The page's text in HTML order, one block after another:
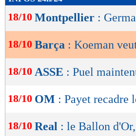
de
lecture
OK
18/10 Montpellier :
18/10 Barça : Koeman
18/10 ASSE : Puel
18/10 OM : Payet recadre
18/10 Real : le Ballon